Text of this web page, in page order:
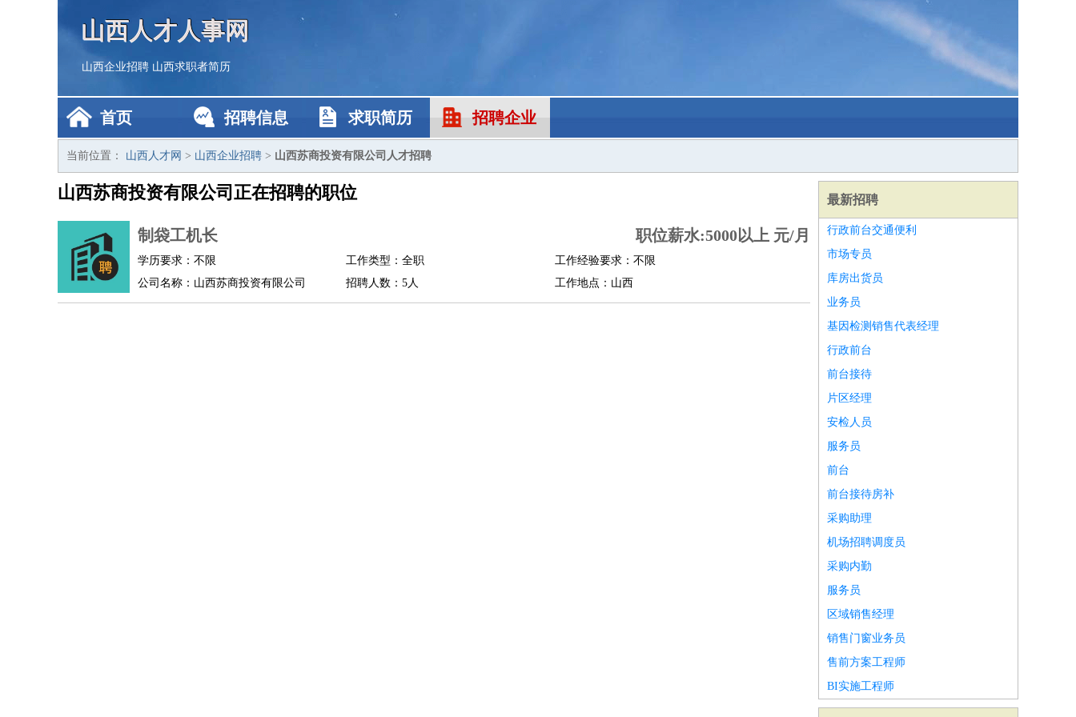
山西人才人事网
山西企业招聘 山西求职者简历
首页 招聘信息 求职简历 招聘企业
当前位置： 山西人才网 > 山西企业招聘 > 山西苏商投资有限公司人才招聘
山西苏商投资有限公司正在招聘的职位
制袋工机长 职位薪水:5000以上 元/月
学历要求：不限 工作类型：全职
工作经验要求：不限
公司名称：山西苏商投资有限公司
招聘人数：5人 工作地点：山西
最新招聘
行政前台交通便利
市场专员
库房出货员
业务员
基因检测销售代表经理
行政前台
前台接待
片区经理
安检人员
服务员
前台
前台接待房补
采购助理
机场招聘调度员
采购内勤
服务员
区域销售经理
销售门窗业务员
售前方案工程师
BI实施工程师